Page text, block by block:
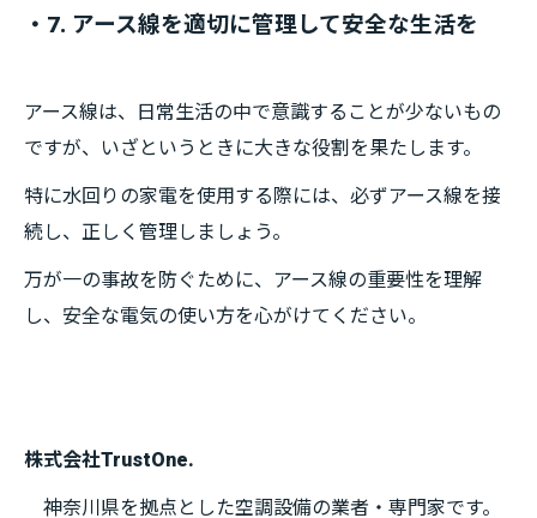
・7. アース線を適切に管理して安全な生活を
アース線は、日常生活の中で意識することが少ないもの
ですが、いざというときに大きな役割を果たします。
特に水回りの家電を使用する際には、必ずアース線を接
続し、正しく管理しましょう。
万が一の事故を防ぐために、アース線の重要性を理解
し、安全な電気の使い方を心がけてください。
株式会社TrustOne.
神奈川県を拠点とした空調設備の業者・専門家です。